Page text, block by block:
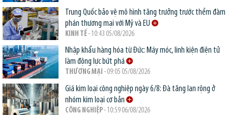
Trung Quốc bảo vệ mô hình tăng trưởng trước thềm đàm
phán thương mại với Mỹ và EU
KINH TẾ- 10:43 05/08/2026
Nhập khẩu hàng hóa từ Đức: Máy móc, linh kiện điện tử
làm động lực bứt phá
THƯƠNG MẠI - 09:05 05/08/2026
Giá kim loại công nghiệp ngày 6/8: Đà tăng lan rộng ở
nhóm kim loại cơ bản
CÔNG NGHIỆP- 10:59 06/08/2026